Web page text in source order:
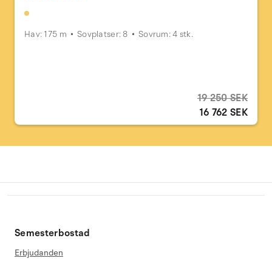
Hav: 175 m Sovplatser: 8 Sovrum: 4 stk.
19 250 SEK
16 762 SEK
Semesterbostad
Erbjudanden